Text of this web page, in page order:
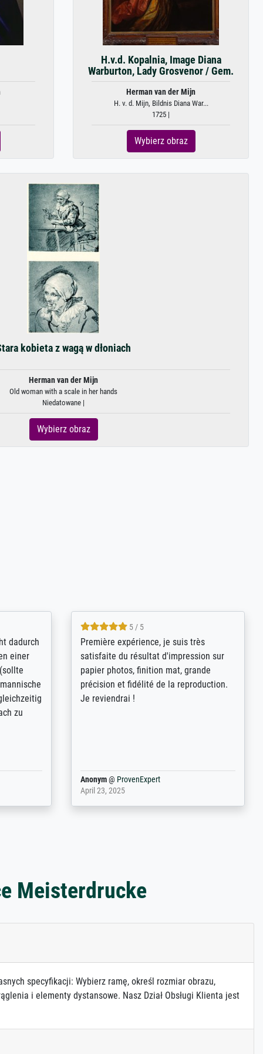
H.v.d. Kopalnia, Image Diana
Warburton, Lady Grosvenor / Gem.
Herman van der Mijn
H. v. d. Mijn, Bildnis Diana War...
1725 |
Wybierz obraz
kobieta z wagą w dłoniach
Herman van der Mijn
Old woman with a scale in her hands
Niedatowane |
Wybierz obraz
sich
(ein
-
4.8 / 5
Qualité absolument irréprochable.
Extraordinaire diversité des thèmes
abordés et personnalisation des
demandes (recadrage, réajustement des
couleurs). Relation clientèle parfaite.
Anonym@ ProvenExpert
March 31, 2025
Meisterdrucke
specyfikacji: Wybierz ramę, określ rozmiar obrazu,
i elementy dystansowe. Nasz Dział Obsługi Klienta jest